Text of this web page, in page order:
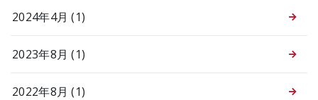
2024年4月 (1)
2023年8月 (1)
2022年8月 (1)